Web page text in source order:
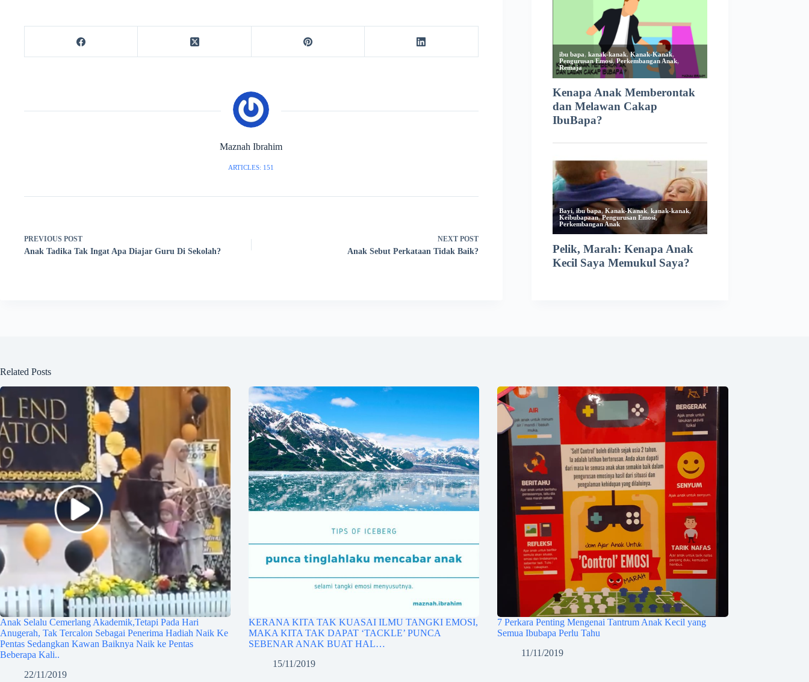
Maznah Ibrahim
ARTICLES: 151
PREVIOUS POST
Anak Tadika Tak Ingat Apa Diajar Guru Di Sekolah?
NEXT POST
Anak Sebut Perkataan Tidak Baik?
Related Posts
Anak Selalu Cemerlang Akademik,Tetapi Pada Hari
Anugerah, Tak Tercalon Sebagai Penerima Hadiah Naik Ke
Pentas Sedangkan Kawan Baiknya Naik ke Pentas
Beberapa Kali..
22/11/2019
KERANA KITA TAK KUASAI ILMU TANGKI EMOSI,
MAKA KITA TAK DAPAT ‘TACKLE’ PUNCA
SEBENAR ANAK BUAT HAL…
15/11/2019
7 Perkara Penting Mengenai Tantrum Anak Kecil yang
Semua Ibubapa Perlu Tahu
11/11/2019